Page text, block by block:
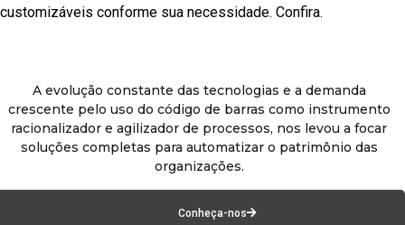
customizáveis conforme sua necessidade. Confira.
A evolução constante das tecnologias e a demanda
crescente pelo uso do código de barras como instrumento
racionalizador e agilizador de processos, nos levou a focar
soluções completas para automatizar o patrimônio das
organizações.
Conheça-nos